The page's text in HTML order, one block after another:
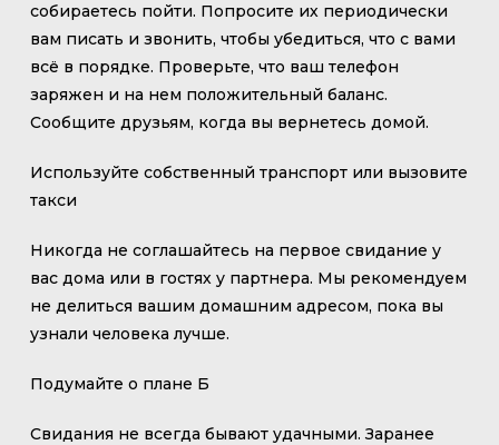
собираетесь пойти. Попросите их периодически
вам писать и звонить, чтобы убедиться, что с вами
всё в порядке. Проверьте, что ваш телефон
заряжен и на нем положительный баланс.
Сообщите друзьям, когда вы вернетесь домой.
Используйте собственный транспорт или вызовите
такси
Никогда не соглашайтесь на первое свидание у
вас дома или в гостях у партнера. Мы рекомендуем
не делиться вашим домашним адресом, пока вы
узнали человека лучше.
Подумайте о плане Б
Свидания не всегда бывают удачными. Заранее